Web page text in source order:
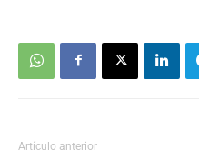
Artículo anterior